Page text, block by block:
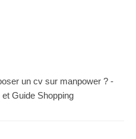
un cv sur manpower ? -
Guide Shopping